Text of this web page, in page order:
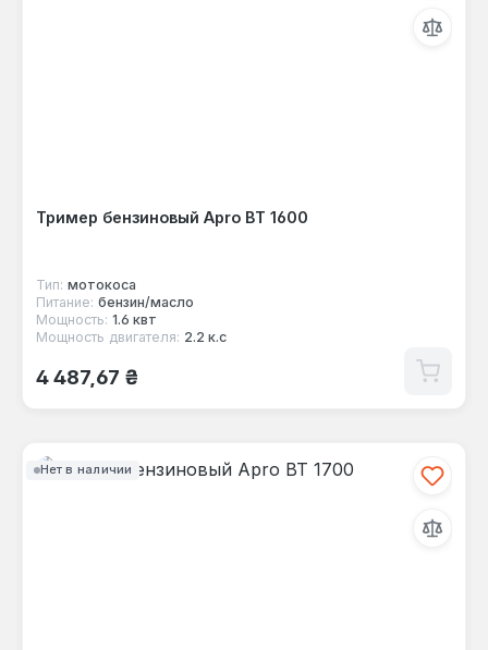
Тример бензиновый Apro ВТ 1600
Тип: мотокоса
Питание: бензин/масло
Мощность: 1.6 квт
Мощность двигателя: 2.2 к.с
Обычная цена:
4 487,67 ₴
Нет в наличии